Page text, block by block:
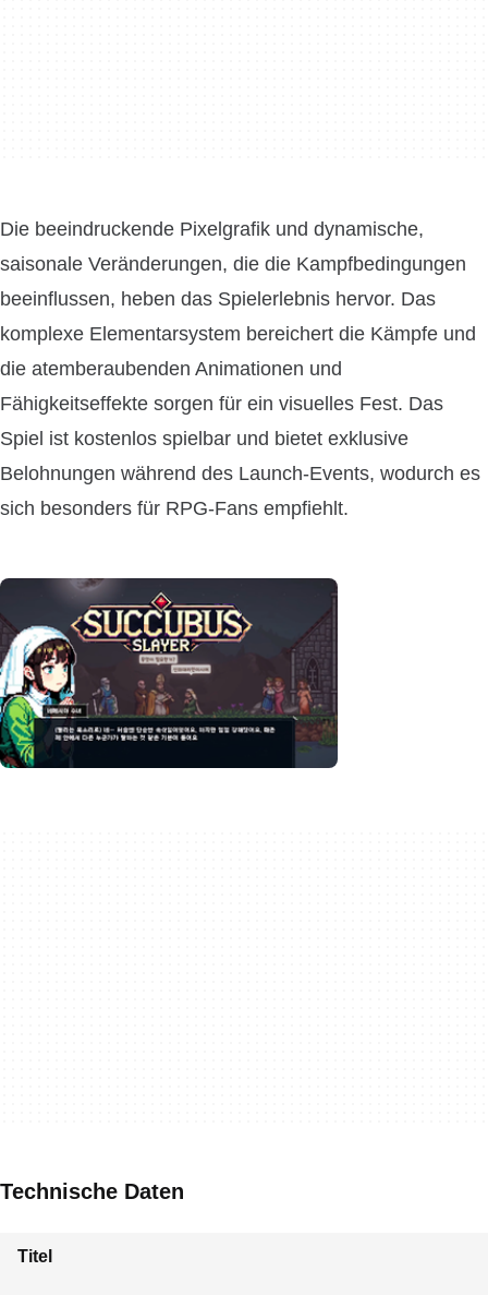
Die beeindruckende Pixelgrafik und dynamische,
saisonale Veränderungen, die die Kampfbedingungen
beeinflussen, heben das Spielerlebnis hervor. Das
komplexe Elementarsystem bereichert die Kämpfe und
die atemberaubenden Animationen und
Fähigkeitseffekte sorgen für ein visuelles Fest. Das
Spiel ist kostenlos spielbar und bietet exklusive
Belohnungen während des Launch-Events, wodurch es
sich besonders für RPG-Fans empfiehlt.
Technische Daten
Titel